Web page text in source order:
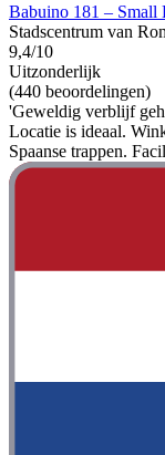
Babuino 181 –
Stadscentrum van
9,4/10
Uitzonderlijk
(440 beoordelingen)
'Geweldig verblijf
Locatie is ideaal.
Spaanse trappen.